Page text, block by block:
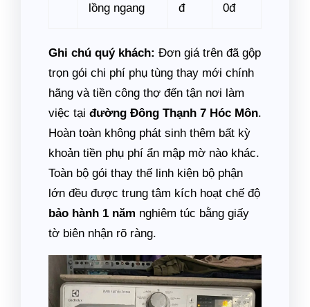
lồng ngang
đ
0đ
Ghi chú quý khách: Đơn giá trên đã gộp
trọn gói chi phí phụ tùng thay mới chính
hãng và tiền công thợ đến tận nơi làm
việc tại đường Đông Thạnh 7 Hóc Môn.
Hoàn toàn không phát sinh thêm bất kỳ
khoản tiền phụ phí ẩn mập mờ nào khác.
Toàn bộ gói thay thế linh kiện bộ phận
lớn đều được trung tâm kích hoạt chế độ
bảo hành 1 năm nghiêm túc bằng giấy
tờ biên nhận rõ ràng.